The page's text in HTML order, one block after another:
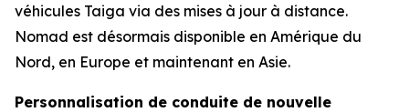
véhicules Taiga via des mises à jour à distance.
Nomad est désormais disponible en Amérique du
Nord, en Europe et maintenant en Asie.
Personnalisation de conduite de nouvelle